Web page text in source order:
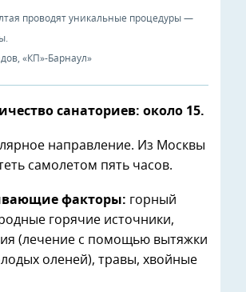
проводят уникальные процедуры —
«КП»-Барнаул»
санаториев: около 15.
направление. Из Москвы
самолетом пять часов.
факторы: горный
горячие источники,
(лечение с помощью вытяжки
оленей), травы, хвойные